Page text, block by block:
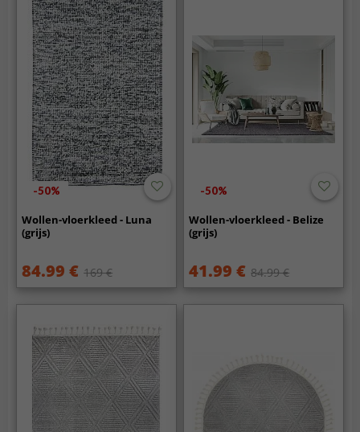
-50%
Wollen-vloerkleed - Luna
(grijs)
84.99 € 169 €
-50%
Wollen-vloerkleed - Belize
(grijs)
41.99 € 84.99 €